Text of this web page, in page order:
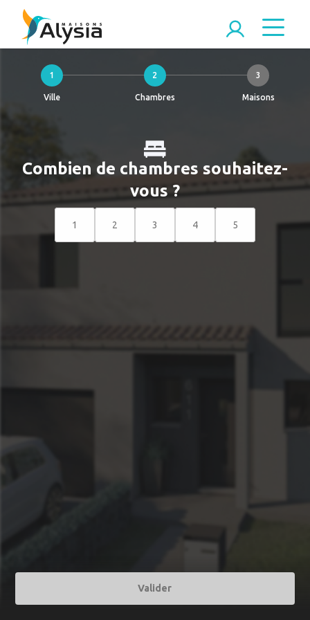
1
Ville
2
Chambres
3
Maisons
Combien de chambres souhaitez-
vous ?
1 2 3 4 5
Valider